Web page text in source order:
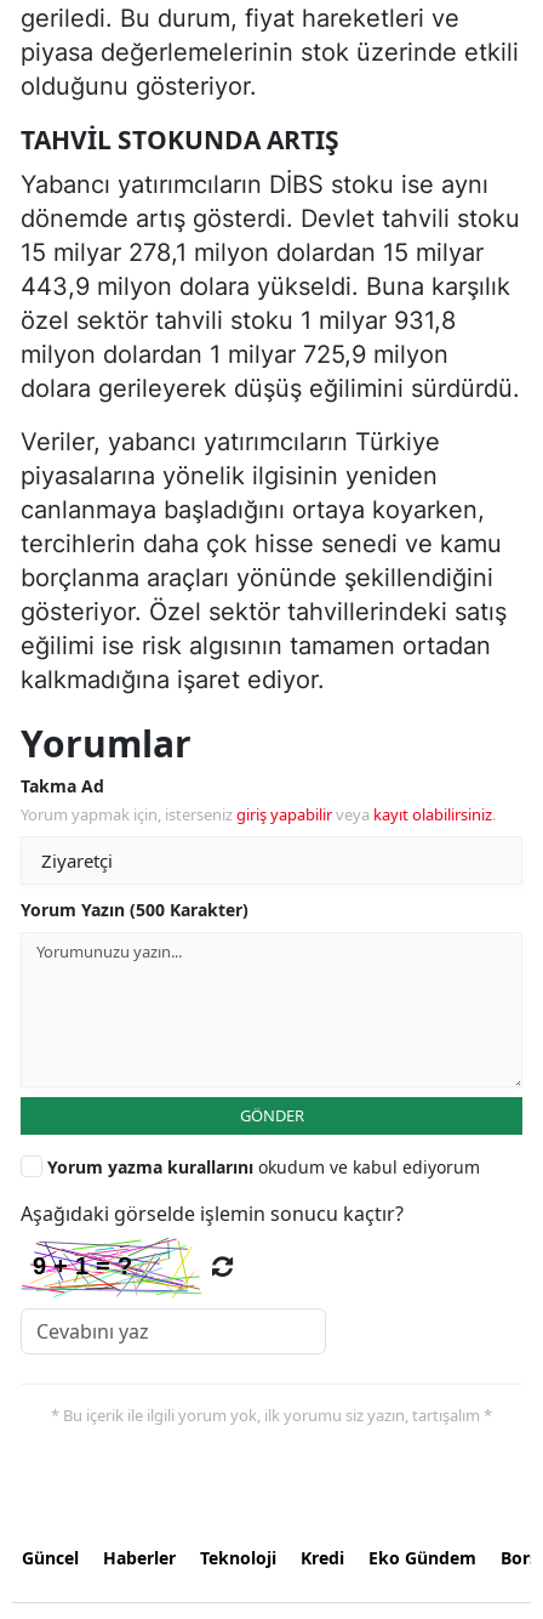
geriledi. Bu durum, fiyat hareketleri ve
piyasa değerlemelerinin stok üzerinde etkili
olduğunu gösteriyor.
TAHVIL STOKUNDA ARTIŞ
Yabancı yatırımcıların DİBS stoku ise aynı
dönemde artış gösterdi. Devlet tahvili stoku
15 milyar 278,1 milyon dolardan 15 milyar
443,9 milyon dolara yükseldi. Buna karşılık
özel sektör tahvili stoku 1 milyar 931,8
milyon dolardan 1 milyar 725,9 milyon
dolara gerileyerek düşüş eğilimini sürdürdü.
Veriler, yabancı yatırımcıların Türkiye
piyasalarına yönelik ilgisinin yeniden
canlanmaya başladığını ortaya koyarken,
tercihlerin daha çok hisse senedi ve kamu
borçlanma araçları yönünde şekillendiğini
gösteriyor. Özel sektör tahvillerindeki satış
eğilimi ise risk algısının tamamen ortadan
kalkmadığına işaret ediyor.
Yorumlar
Takma Ad
Yorum yapmak için, istersenizgiriş yapabilirveya kayıt olabilirsiniz.
Yorum Yazın (500 Karakter)
GÖNDER
Yorum yazma kurallarını okudum ve kabul ediyorum
Aşağıdaki görselde işlemin sonucu kaçtır?
* Bu içerik ile ilgili yorum yok, ilk yorumu siz yazın, tartışalım *
Güncel Haberler Teknoloji Kredi Eko Gündem